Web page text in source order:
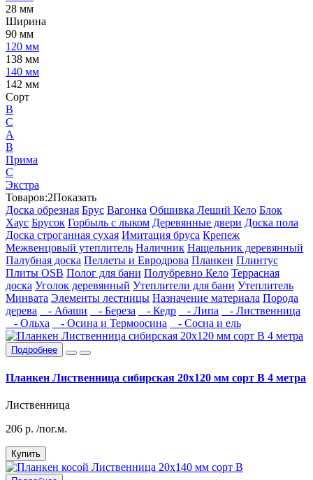
28 мм
Ширина
90 мм
120 мм
138 мм
140 мм
142 мм
Сорт
B
C
А
В
Прима
С
Экстра
Товаров:2Показать
Доска обрезная Брус Вагонка Обшивка Леший Кело Блок
Хаус Брусок Горбыль с лыком Деревянные двери Доска пола
Доска строганная сухая Имитация бруса Крепеж
Межвенцовый утеплитель Наличник Нащельник деревянный
Палубная доска Пеллеты и Евродрова Планкен Плинтус
Плиты OSB Полог для бани Полубревно Кело Террасная
доска Уголок деревянный Утеплители для бани Утеплитель
Минвата Элементы лестницы Назначение материала Порода
дерева
- Абаши - Береза - Кедр - Липа
- Лиственница
- Ольха
- Осина и Термоосина - Сосна и ель
Подробнее
Планкен Лиственница сибирская 20x120 мм сорт В 4 метра
Лиственница
206 р. /пог.м.
Купить